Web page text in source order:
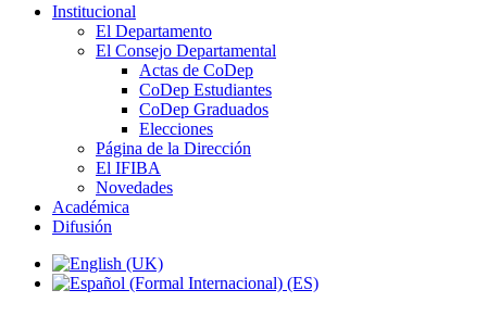
Institucional
El Departamento
El Consejo Departamental
Actas de CoDep
CoDep Estudiantes
CoDep Graduados
Elecciones
Página de la Dirección
El IFIBA
Novedades
Académica
Difusión